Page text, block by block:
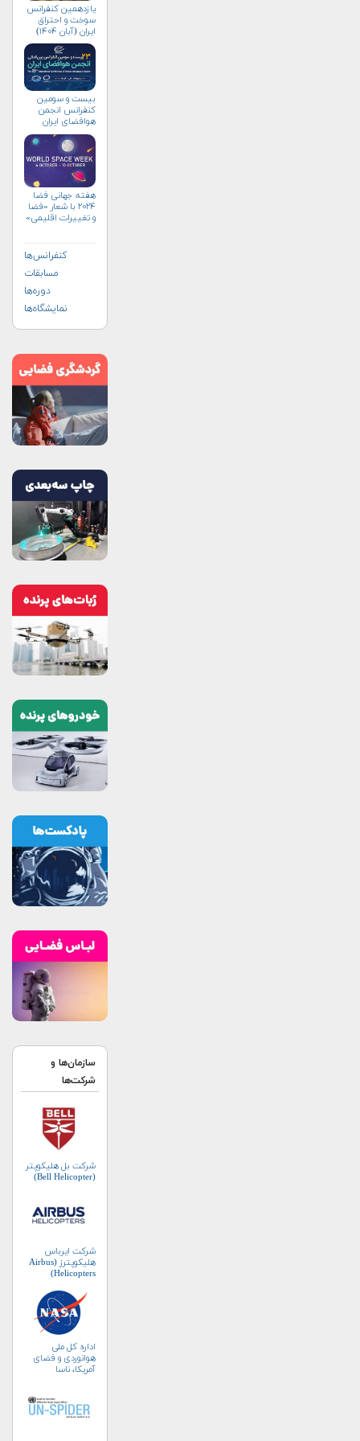
یازدهمین کنفرانس
سوخت و احتراق
ایران (آبان‌ ۱۴۰۴)
بیست و سومین
کنفرانس انجمن
هوافضای ايران
هفته جهانی فضا
۲۰۲۴ با شعار «فضا
و تغییرات اقلیمی»
کنفرانس‌ها
مسابقات
دوره‌ها
نمایشگاه‌ها
سازمان‌ها و
شرکت‌ها
شرکت بل هلیکوپتر
(Bell Helicopter)
شرکت ایرباس
هلیکوپترز (Airbus
Helicopters)
اداره کل ملی
هوانوردی و فضای
آمریکا، ناسا